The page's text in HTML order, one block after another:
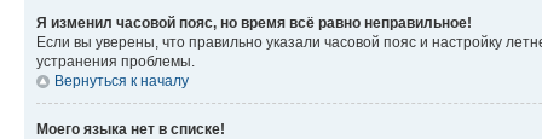
Я изменил часовой пояс, но время всё равно неправильное!
Если вы уверены, что правильно указали часовой пояс и настройку
устранения проблемы.
Вернуться к началу
Моего языка нет в списке!